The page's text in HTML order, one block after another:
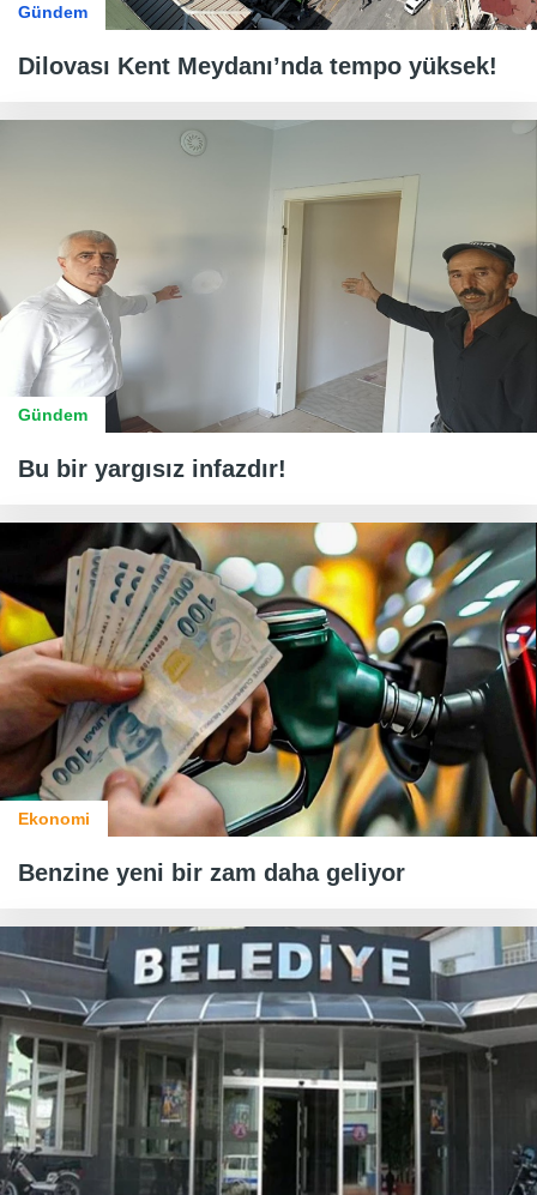
Gündem
Dilovası Kent Meydanı’nda tempo yüksek!
Gündem
Bu bir yargısız infazdır!
Ekonomi
Benzine yeni bir zam daha geliyor